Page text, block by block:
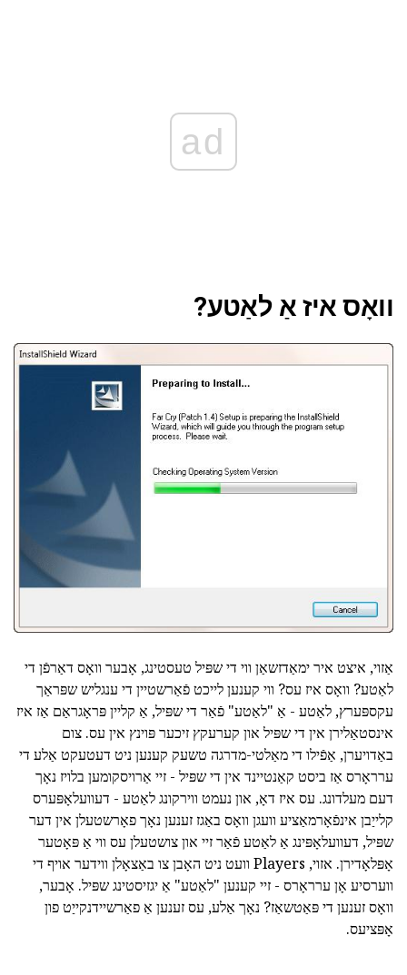
ad
וואָס איז אַ לאַטע?
אַזוי, איצט איר ימאַדזשאַן ווי די שפּיל טעסטינג, אָבער וואָס דאַרפֿן די
לאַטע? וואָס איז עס? ווי קענען לייכט פֿאַרשטיין די ענגליש שפּראַך
עקספּערץ, לאַטע - אַ "לאַטע" פֿאַר די שפּיל, אַ קליין פּראָגראַם אַז איז
אינסטאַלירן אין די שפּיל און קערעקץ זיכער פּוינץ אין עס. צום
באַדויערן, אַפֿילו די מאַלטי-מדרגה טשעק קענען ניט דעטעקט אַלע די
ערראָרס אַז ביסט קאַנטיינד אין די שפּיל - זיי אַרויסקומען בלויז נאָך
דעם מעלדונג. עס איז דאָ, און נעמט ווירקונג לאַטע - דעוועלאָפּערס
קלייַבן אינפֿאָרמאַציע וועגן וואָס באַגז זענען נאָך פאָרשטעלן אין דער
שפּיל, דעוועלאָפּינג אַ לאַטע פֿאַר זיי און צושטעלן עס ווי אַ פּאָטער
אָפּלאָדירן. אזוי, Players וועט ניט האָבן צו באַצאָלן ווידער אויף די
ווערסיע אָן ערראָרס - זיי קענען "לאַטע" אַ יגזיסטינג שפּיל. אָבער,
וואָס זענען די פּאַטשאַז? נאָך אַלע, עס זענען אַ פאַרשיידנקייַט פון
אָפּציעס.